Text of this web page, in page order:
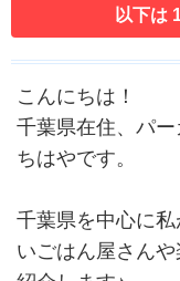
以下は
こんにちは！
千葉県在住、パ
ちはやです。
千葉県を中心に
いごはん屋さん